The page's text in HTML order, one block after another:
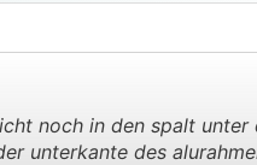
noch in den spalt unter
unterkante des